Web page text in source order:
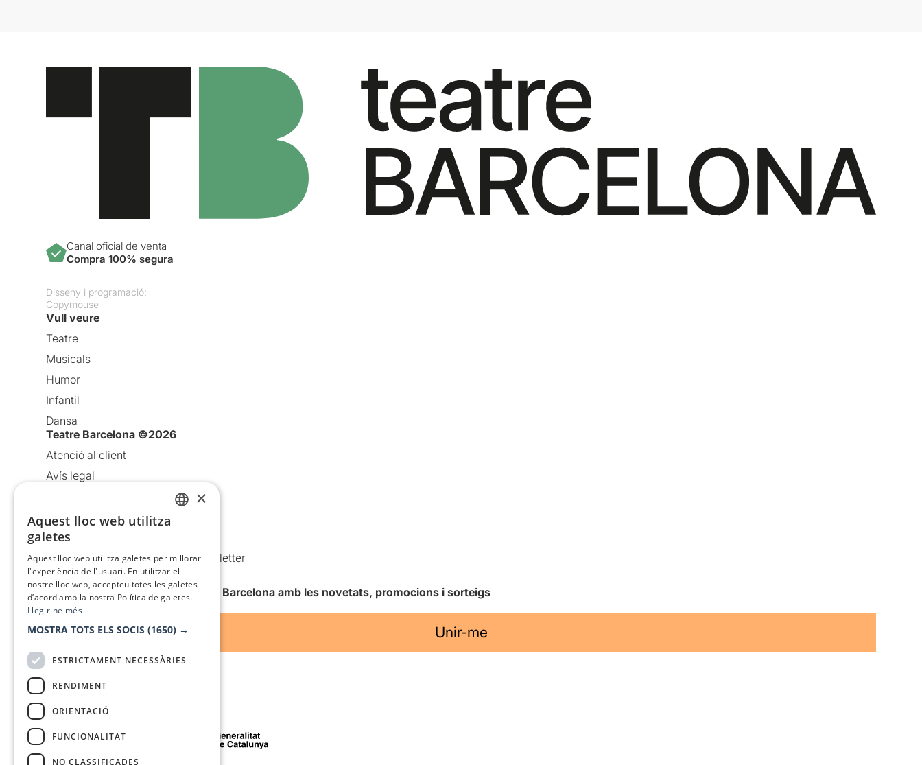
Canal oficial de venta
Compra 100% segura
Disseny i programació:
Copymouse
Vull veure
Teatre
Musicals
Humor
Infantil
Dansa
Teatre Barcelona ©2026
Atenció al client
Avís legal
Política de cookies
Condicions d’ús
Comunicacions comercials i Newsletter
Anuncia’t
Vull rebre la newsletter de Teatre Barcelona amb les novetats, promocions i sorteigs
Unir-me
Amb el suport de
×
Aquest lloc web utilitza
galetes
Aquest lloc web utilitza galetes per millorar
l'experiència de l'usuari. En utilitzar el
nostre lloc web, accepteu totes les galetes
d’acord amb la nostra Política de galetes.
Llegir-ne més
MOSTRA TOTS ELS SOCIS (1650) →
ESTRICTAMENT NECESSÀRIES
RENDIMENT
ORIENTACIÓ
FUNCIONALITAT
NO CLASSIFICADES